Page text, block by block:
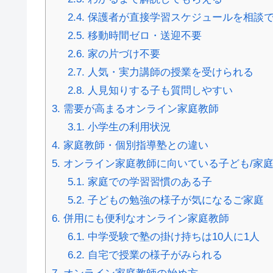
2.4. 保護者が直接学習スケジュールを相談
2.5. 移動時間ゼロ・送迎不要
2.6. 家の片づけ不要
2.7. 人気・実力講師の授業を受けられる
2.8. 人見知りする子も質問しやすい
3. 需要が高まるオンライン家庭教師
3.1. 小学生の利用状況
4. 家庭教師・個別指導塾との違い
5. オンライン家庭教師に向いている子ども/家
5.1. 家庭での学習習慣のある子
5.2. 子どもの勉強の様子が気になるご家庭
6. 併用にも便利なオンライン家庭教師
6.1. 中学受験で塾の掛け持ちは10人に1人
6.2. 自宅で授業の様子がみられる